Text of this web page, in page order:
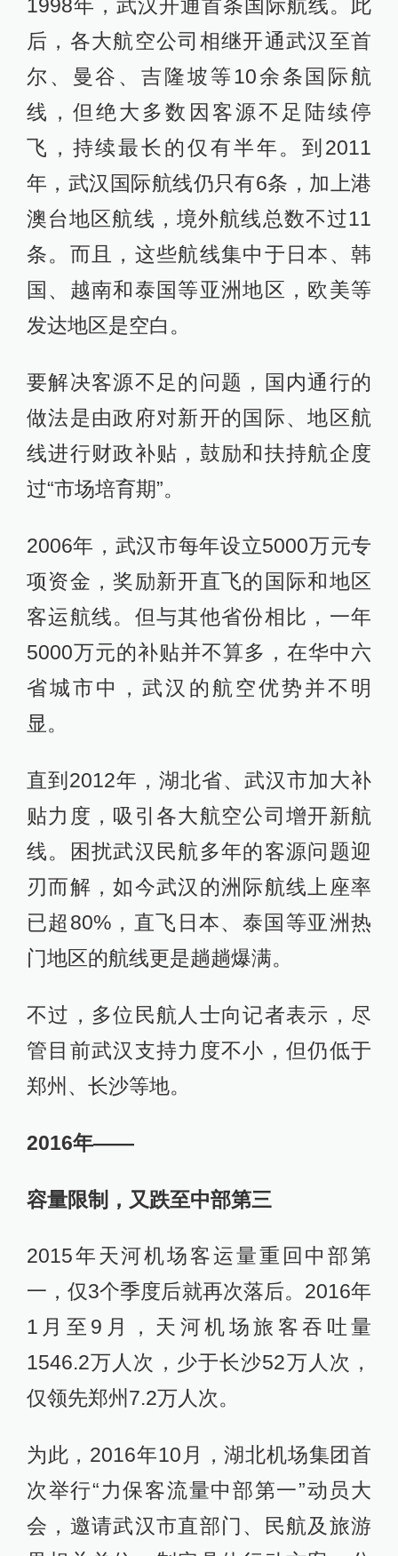
1998年，武汉开通首条国际航线。此
后，各大航空公司相继开通武汉至首
尔、曼谷、吉隆坡等10余条国际航
线，但绝大多数因客源不足陆续停
飞，持续最长的仅有半年。到2011
年，武汉国际航线仍只有6条，加上港
澳台地区航线，境外航线总数不过11
条。而且，这些航线集中于日本、韩
国、越南和泰国等亚洲地区，欧美等
发达地区是空白。
要解决客源不足的问题，国内通行的
做法是由政府对新开的国际、地区航
线进行财政补贴，鼓励和扶持航企度
过“市场培育期”。
2006年，武汉市每年设立5000万元专
项资金，奖励新开直飞的国际和地区
客运航线。但与其他省份相比，一年
5000万元的补贴并不算多，在华中六
省城市中，武汉的航空优势并不明
显。
直到2012年，湖北省、武汉市加大补
贴力度，吸引各大航空公司增开新航
线。困扰武汉民航多年的客源问题迎
刃而解，如今武汉的洲际航线上座率
已超80%，直飞日本、泰国等亚洲热
门地区的航线更是趟趟爆满。
不过，多位民航人士向记者表示，尽
管目前武汉支持力度不小，但仍低于
郑州、长沙等地。
2016年——
容量限制，又跌至中部第三
2015年天河机场客运量重回中部第
一，仅3个季度后就再次落后。2016年
1月至9月，天河机场旅客吞吐量
1546.2万人次，少于长沙52万人次，
仅领先郑州7.2万人次。
为此，2016年10月，湖北机场集团首
次举行“力保客流量中部第一”动员大
会，邀请武汉市直部门、民航及旅游